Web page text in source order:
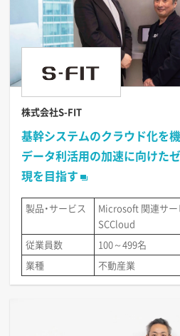
株式会社S-FIT
基幹システムのクラウド化を
データ利活用の加速に向けた
現を目指す
製品・サービス Microsoft 関連サー
SCCloud
従業員数
100～499名
業種
不動産業